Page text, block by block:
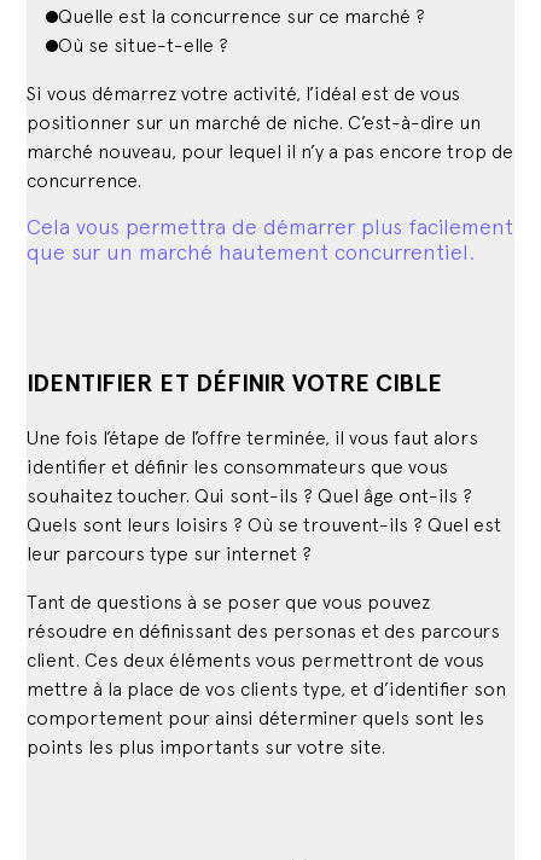
Quelle est la concurrence sur ce marché ?
Où se situe-t-elle ?
Si vous démarrez votre activité, l’idéal est de vous
positionner sur un marché de niche. C’est-à-dire un
marché nouveau, pour lequel il n’y a pas encore trop de
concurrence.
Cela vous permettra de démarrer plus facilement
que sur un marché hautement concurrentiel.
IDENTIFIER ET DÉFINIR VOTRE CIBLE
Une fois l’étape de l’offre terminée, il vous faut alors
identifier et définir les consommateurs que vous
souhaitez toucher. Qui sont-ils ? Quel âge ont-ils ?
Quels sont leurs loisirs ? Où se trouvent-ils ? Quel est
leur parcours type sur internet ?
Tant de questions à se poser que vous pouvez
résoudre en définissant des personas et des parcours
client. Ces deux éléments vous permettront de vous
mettre à la place de vos clients type, et d’identifier son
comportement pour ainsi déterminer quels sont les
points les plus importants sur votre site.